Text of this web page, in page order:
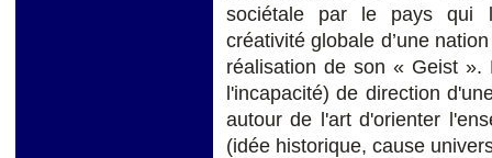
sociétale par le pays qui
créativité globale d’une
réalisation de son « Geist ».
l'incapacité) de direction
autour de l'art d'orienter
(idée historique, cause